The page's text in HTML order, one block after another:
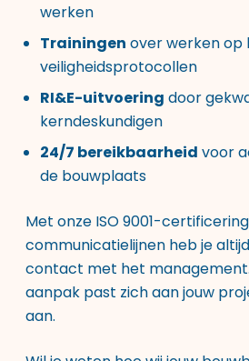
werken
Trainingen over werken op
veiligheidsprotocollen
RI&E-uitvoering door
kerndeskundigen
24/7 bereikbaarheid voor
de bouwplaats
Met onze ISO 9001-
communicatielijnen heb je
contact met het
aanpak past zich aan jouw
aan.